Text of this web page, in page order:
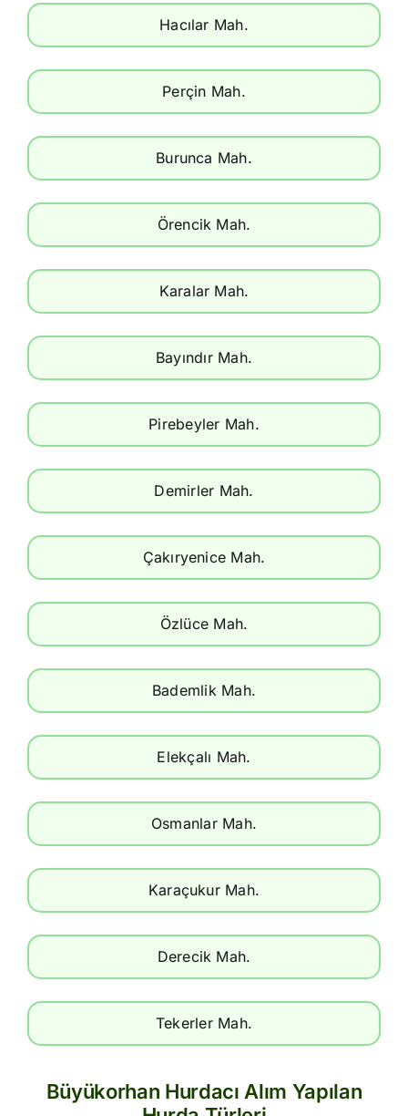
Hacılar Mah.
Perçin Mah.
Burunca Mah.
Örencik Mah.
Karalar Mah.
Bayındır Mah.
Pirebeyler Mah.
Demirler Mah.
Çakıryenice Mah.
Özlüce Mah.
Bademlik Mah.
Elekçalı Mah.
Osmanlar Mah.
Karaçukur Mah.
Derecik Mah.
Tekerler Mah.
Büyükorhan Hurdacı Alım Yapılan